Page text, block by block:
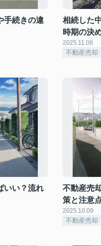
手続きの違
相続した
時期の決
2025.11.06
不動産売却
いい？流れ
不動産売
策と注意
2025.10.09
不動産売却